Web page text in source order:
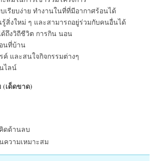
เรียบง่าย ทำงานในที่ที่มีอากาศร้อนได้
รู้สิ่งใหม่ ๆ และสามารถอยู่ร่วมกับคนอื่นได้
ถึงวิถีชีวิต การกิน นอน
นที่บ้าน
ค์ และสนใจกิจกรรมต่างๆ
ไลน์
(เด็ดขาด)
ดด้านลบ
ความเหมาะสม